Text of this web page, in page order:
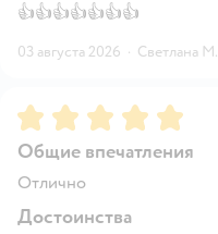
👍👍👍👍👍👍👍
03 августа 2026 · Светлана М.
Рейтинг:5
Общие впечатления
Отлично
Достоинства